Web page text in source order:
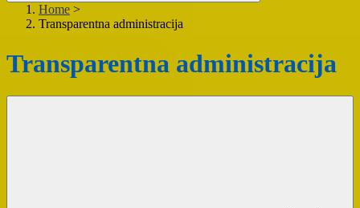
Home >
Transparentna administracija
Transparentna administracija